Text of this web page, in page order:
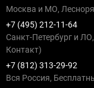
Москва и МО,
+7 (495) 212-11-64
Санкт-Петербург и
Контакт)
+7 (812) 313-29-92
Вся Россия,